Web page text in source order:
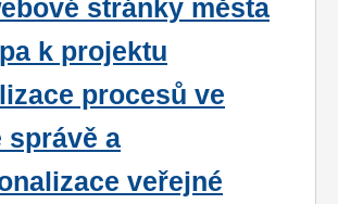
stránky města
k projektu
procesů ve
správě a
veřejné